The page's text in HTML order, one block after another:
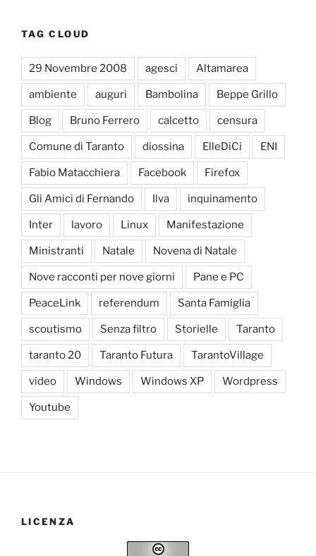
TAG CLOUD
29 Novembre 2008 agesci Altamarea
ambiente auguri Bambolina Beppe Grillo
Blog Bruno Ferrero calcetto censura
Comune di Taranto diossina ElleDiCi ENI
Fabio Matacchiera Facebook Firefox
Gli Amici di Fernando Ilva inquinamento
Inter lavoro Linux Manifestazione
Ministranti Natale Novena di Natale
Nove racconti per nove giorni Pane e PC
PeaceLink referendum Santa Famiglia
scoutismo Senza filtro Storielle Taranto
taranto 20 Taranto Futura TarantoVillage
video Windows Windows XP Wordpress
Youtube
LICENZA